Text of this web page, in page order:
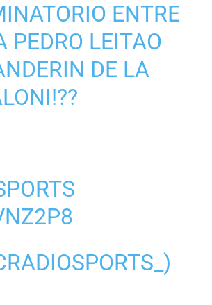
ENTRE
PEDRO LEITAO
DE LA